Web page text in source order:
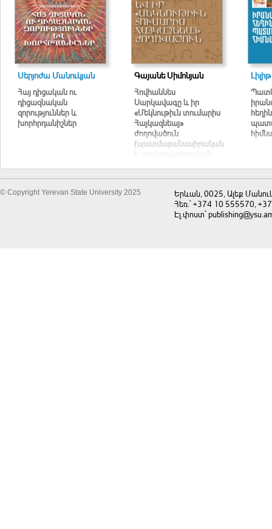
Սերյոժա Մանուկյան
Հայ դիցական ու
դիցազնական
զորություններ և
խորհրդանիշներ
Գայանե Սիմոնյան
Հովհաննես
Սարկավագը և իր
«Մեկնութիւն տումարիս
Հայկազնեայ»
ժողովածուն
(պատմաբանասիրական
© Copyright Yerevan State University 2025
Երևան, 0025, Ալեք
Հեռ.` +374 10 555570,
Էլ.փոստ`